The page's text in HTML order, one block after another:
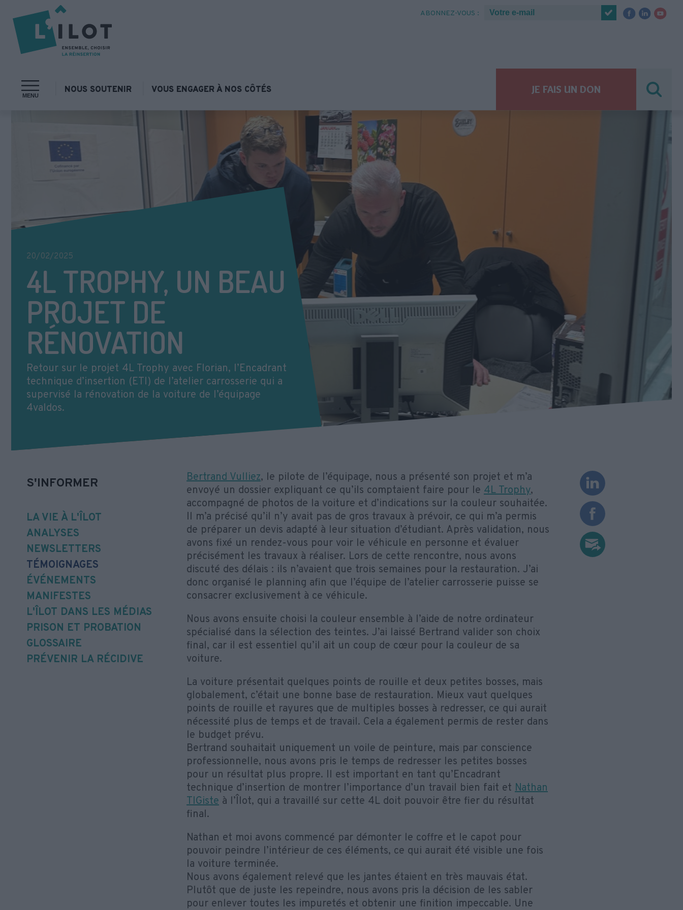
ABONNEZ-VOUS :
MENU
NOUS SOUTENIR VOUS ENGAGER À NOS CÔTÉS JE FAIS UN DON
20/02/2025
4L TROPHY, UN BEAU
PROJET DE
RÉNOVATION
Retour sur le projet 4L Trophy avec Florian, l’Encadrant
technique d’insertion (ETI) de l’atelier carrosserie qui a
supervisé la rénovation de la voiture de l’équipage
4valdos.
S'INFORMER
LA VIE À L'ÎLOT
ANALYSES
NEWSLETTERS
TÉMOIGNAGES
ÉVÉNEMENTS
MANIFESTES
L'ÎLOT DANS LES MÉDIAS
PRISON ET PROBATION
GLOSSAIRE
PRÉVENIR LA RÉCIDIVE
Bertrand Vulliez, le pilote de l’équipage, nous a présenté son projet et m’a
envoyé un dossier expliquant ce qu’ils comptaient faire pour le 4L Trophy,
accompagné de photos de la voiture et d’indications sur la couleur souhaitée.
Il m’a précisé qu’il n’y avait pas de gros travaux à prévoir, ce qui m’a permis
de préparer un devis adapté à leur situation d’étudiant. Après validation, nous
avons fixé un rendez-vous pour voir le véhicule en personne et évaluer
précisément les travaux à réaliser. Lors de cette rencontre, nous avons
discuté des délais : ils n’avaient que trois semaines pour la restauration. J’ai
donc organisé le planning afin que l’équipe de l’atelier carrosserie puisse se
consacrer exclusivement à ce véhicule.
Nous avons ensuite choisi la couleur ensemble à l’aide de notre ordinateur
spécialisé dans la sélection des teintes. J’ai laissé Bertrand valider son choix
final, car il est essentiel qu’il ait un coup de cœur pour la couleur de sa
voiture.
La voiture présentait quelques points de rouille et deux petites bosses, mais
globalement, c’était une bonne base de restauration. Mieux vaut quelques
points de rouille et rayures que de multiples bosses à redresser, ce qui aurait
nécessité plus de temps et de travail. Cela a également permis de rester dans
le budget prévu.
Bertrand souhaitait uniquement un voile de peinture, mais par conscience
professionnelle, nous avons pris le temps de redresser les petites bosses
pour un résultat plus propre. Il est important en tant qu’Encadrant
technique d’insertion de montrer l’importance d’un travail bien fait et Nathan
TIGiste à l’Îlot, qui a travaillé sur cette 4L doit pouvoir être fier du résultat
final.
Nathan et moi avons commencé par démonter le coffre et le capot pour
pouvoir peindre l’intérieur de ces éléments, ce qui aurait été visible une fois
la voiture terminée.
Nous avons également relevé que les jantes étaient en très mauvais état.
Plutôt que de juste les repeindre, nous avons pris la décision de les sabler
pour enlever toutes les impuretés et obtenir une finition impeccable. Une